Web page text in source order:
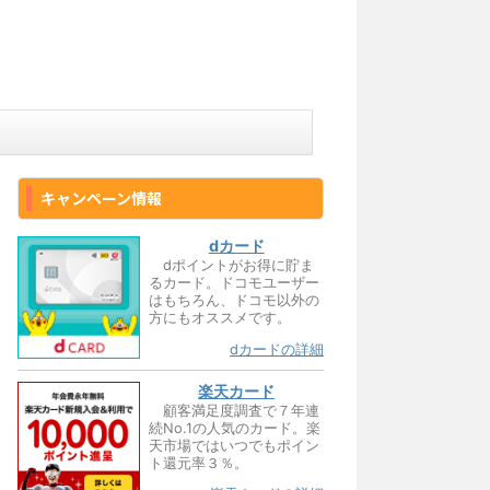
キャンペーン情報
dカード
dポイントがお得に貯ま
るカード。ドコモユーザー
はもちろん、ドコモ以外の
方にもオススメです。
dカードの詳細
楽天カード
顧客満足度調査で７年連
続No.1の人気のカード。楽
天市場ではいつでもポイン
ト還元率３％。